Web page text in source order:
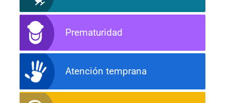
Prematuridad
Atención temprana